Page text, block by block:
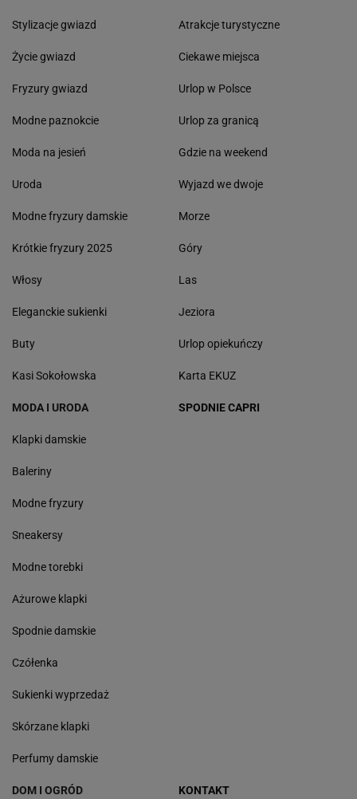
Stylizacje gwiazd
Życie gwiazd
Fryzury gwiazd
Modne paznokcie
Moda na jesień
Uroda
Modne fryzury damskie
Krótkie fryzury 2025
Włosy
Eleganckie sukienki
Buty
Kasi Sokołowska
Atrakcje turystyczne
Ciekawe miejsca
Urlop w Polsce
Urlop za granicą
Gdzie na weekend
Wyjazd we dwoje
Morze
Góry
Las
Jeziora
Urlop opiekuńczy
Karta EKUZ
MODA I URODA
Klapki damskie
Baleriny
Modne fryzury
Sneakersy
Modne torebki
Ażurowe klapki
Spodnie damskie
Czółenka
Sukienki wyprzedaż
Skórzane klapki
Perfumy damskie
SPODNIE CAPRI
DOM I OGRÓD KONTAKT